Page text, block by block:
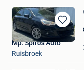
Bewaren
in
Mijn
Mp. Spiros Auto
Ruisbroek